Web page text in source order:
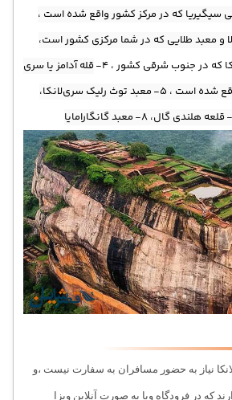
سیگیریا که در مرکز کشور واقع شده است ،
و معبد طلایی که در شما مرکزی کشور است،
که در جنوب شرقی کشور ، 4-
قله آدامز یا سری
پادا که در جنوب غربی واقع شده است ، 5- معبد توث رلیک سری‌لانکا،
نیاز به حضور مسافران به سفارت نیست ،و
که در فرودگاه ویا به صورت آنلاین ویزا